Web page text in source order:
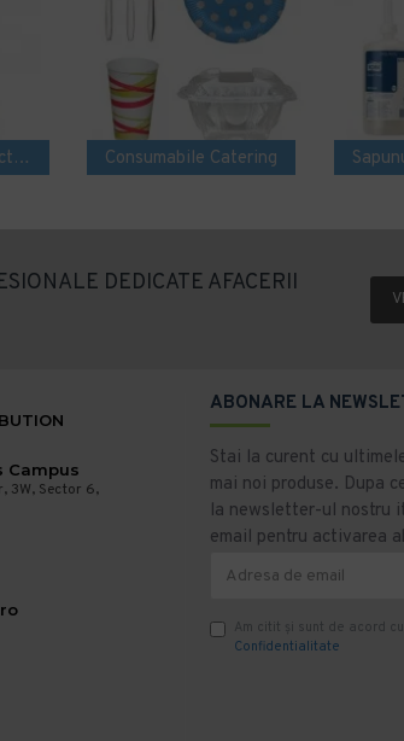
Produse pentru protectie si dezinfectare Consumabile Catering
DEDICATE AFACERII
Campus
3W, Sector 6,
ABONARE LA
Stai la curent cu
mai noi produse. Dupa
la newsletter-ul nostru
email pentru activarea
Am citit şi sunt de acord cu
Confidentialitate